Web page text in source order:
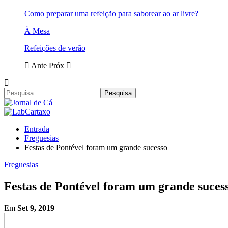
Como preparar uma refeição para saborear ao ar livre?
À Mesa
Refeições de verão
Ante Próx
Entrada
Freguesias
Festas de Pontével foram um grande sucesso
Freguesias
Festas de Pontével foram um grande
Em Set 9, 2019